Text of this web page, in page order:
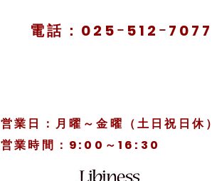
電話：025ｰ512ｰ7077
​営業日：月曜～金曜（土日祝日休）
​営業時間：9:00～16:30